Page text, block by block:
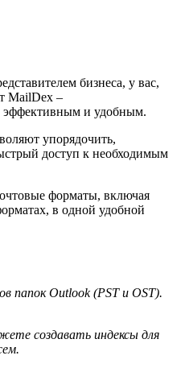
бизнеса, у вас,
MailDex –
эффективным и удобным.
упорядочить,
доступ к необходимым
форматы, включая
в одной удобной
папок Outlook (PST и OST).
создавать индексы для